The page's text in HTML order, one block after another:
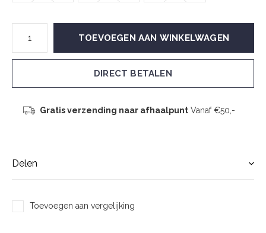
TOEVOEGEN AAN WINKELWAGEN
DIRECT BETALEN
Gratis verzending naar afhaalpuntVanaf €50,-
Delen
Toevoegen aan vergelijking